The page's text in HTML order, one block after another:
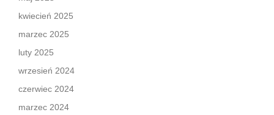
kwiecień 2025
marzec 2025
luty 2025
wrzesień 2024
czerwiec 2024
marzec 2024